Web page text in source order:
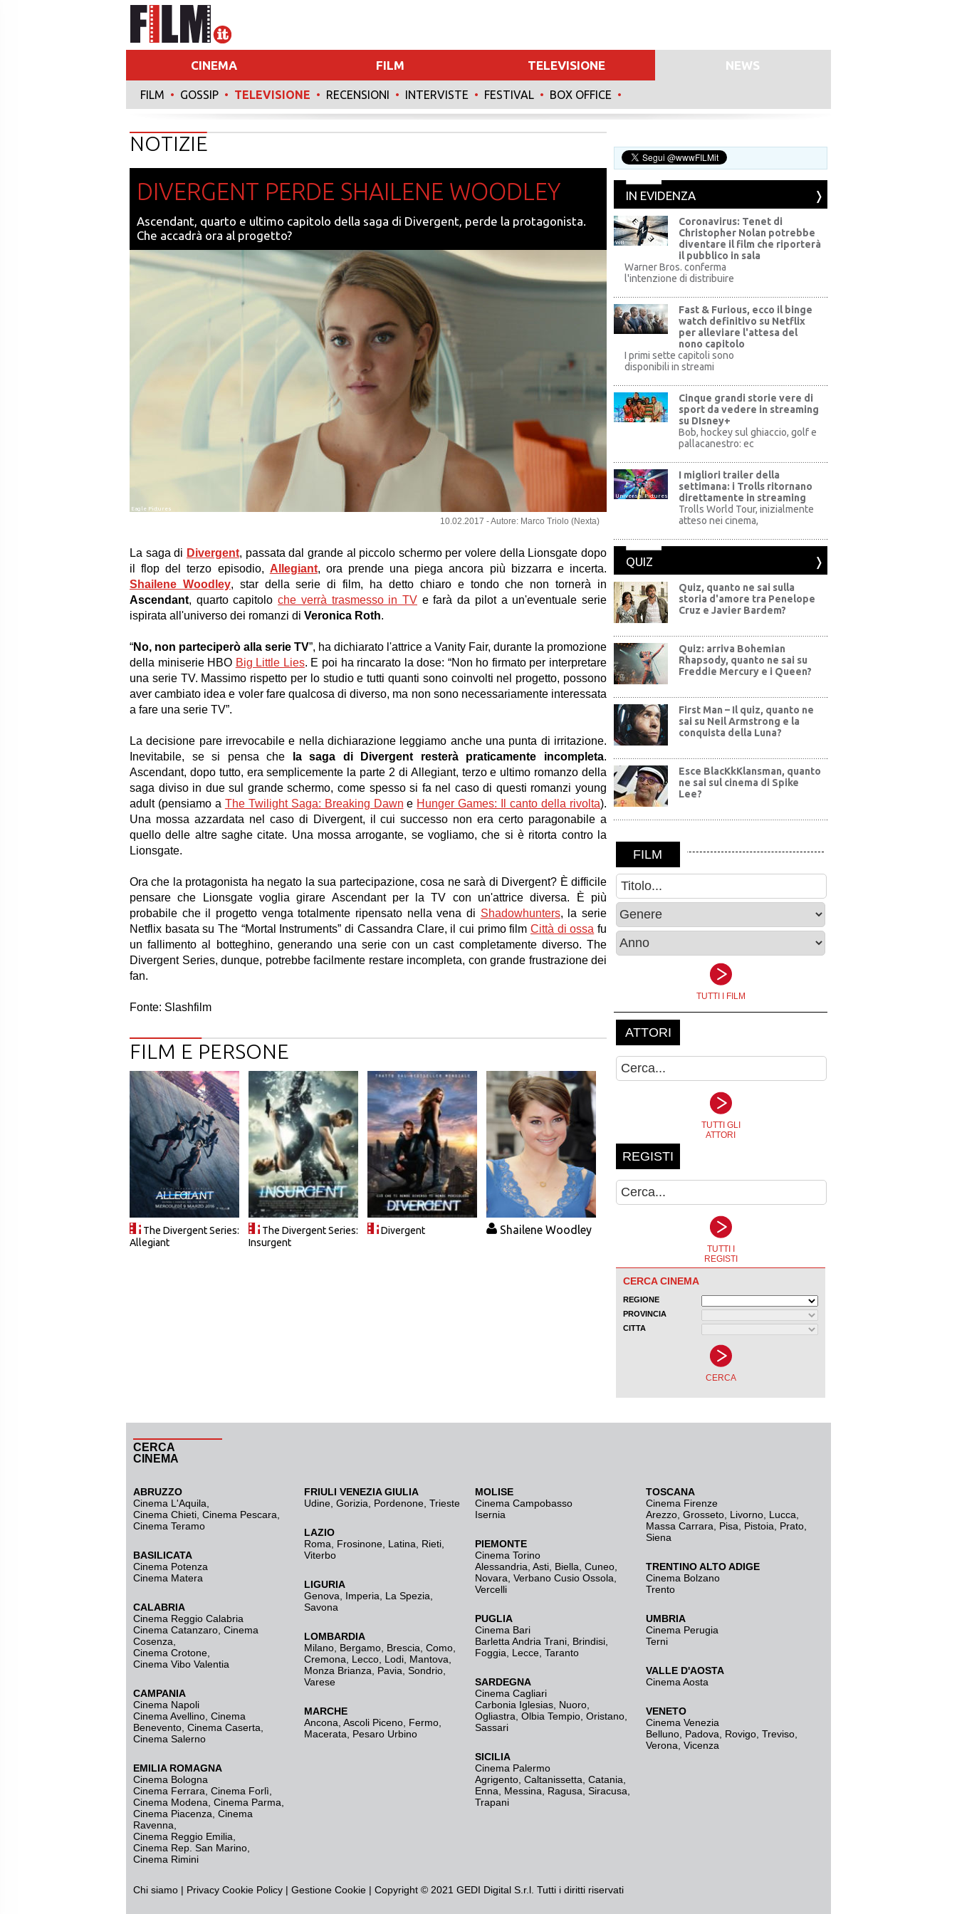
CINEMA FILM TELEVISIONE NEWS
RECENSIONI INTERVISTE SPECIALI
FILM • GOSSIP • TELEVISIONE • RECENSIONI • INTERVISTE • FESTIVAL • BOX OFFICE •
NOTIZIE
DIVERGENT PERDE SHAILENE WOODLEY
Ascendant, quarto e ultimo capitolo della saga di Divergent, perde la protagonista.
Che accadrà ora al progetto?
Eagle Pictures
10.02.2017 - Autore: Marco Triolo (Nexta)
La saga di Divergent, passata dal grande al piccolo schermo per volere della Lionsgate dopo
il flop del terzo episodio, Allegiant, ora prende una piega ancora più bizzarra e incerta.
Shailene Woodley, star della serie di film, ha detto chiaro e tondo che non tornerà in
Ascendant, quarto capitoloche verrà trasmesso in TV e farà da pilot a un'eventuale serie
ispirata all'universo dei romanzi di Veronica Roth.
“No, non parteciperò alla serie TV”, ha dichiarato l'attrice a Vanity Fair, durante la promozione
della miniserie HBO Big Little Lies. E poi ha rincarato la dose: “Non ho firmato per interpretare
una serie TV. Massimo rispetto per lo studio e tutti quanti sono coinvolti nel progetto, possono
aver cambiato idea e voler fare qualcosa di diverso, ma non sono necessariamente interessata
a fare una serie TV”.
La decisione pare irrevocabile e nella dichiarazione leggiamo anche una punta di irritazione.
Inevitabile, se si pensa che
la saga di Divergent resterà praticamente incompleta.
Ascendant, dopo tutto, era semplicemente la parte 2 di Allegiant, terzo e ultimo romanzo della
saga diviso in due sul grande schermo, come spesso si fa nel caso di questi romanzi young
adult (pensiamo a The Twilight Saga: Breaking Dawn e Hunger Games: Il canto della rivolta).
Una mossa azzardata nel caso di Divergent, il cui successo non era certo paragonabile a
quello delle altre saghe citate. Una mossa arrogante, se vogliamo, che si è ritorta contro la
Lionsgate.
Ora che la protagonista ha negato la sua partecipazione, cosa ne sarà di Divergent? È difficile
pensare che Lionsgate voglia girare Ascendant per la TV con un'attrice diversa. È più
probabile che il progetto venga totalmente ripensato nella vena di Shadowhunters, la serie
Netflix basata su The “Mortal Instruments” di Cassandra Clare, il cui primo film Città di ossa fu
un fallimento al botteghino, generando una serie con un cast completamente diverso. The
Divergent Series, dunque, potrebbe facilmente restare incompleta, con grande frustrazione dei
fan.
Fonte: Slashfilm
FILM E PERSONE
The Divergent Series:
Allegiant
The Divergent Series:
Insurgent
Divergent Shailene Woodley
IN EVIDENZA
WB
Coronavirus: Tenet di
Christopher Nolan potrebbe
diventare il film che riporterà
il pubblico in sala
Warner Bros. conferma
l'intenzione di distribuire
Fast & Furious, ecco il binge
watch definitivo su Netflix
per alleviare l'attesa del
nono capitolo
I primi sette capitoli sono
disponibili in streami
Disney+
Cinque grandi storie vere di
sport da vedere in streaming
su DIsney+
Bob, hockey sul ghiaccio, golf e
pallacanestro: ec
Universal Pictures
I migliori trailer della
settimana: i Trolls ritornano
direttamente in streaming
Trolls World Tour, inizialmente
atteso nei cinema,
QUIZ
Quiz, quanto ne sai sulla
storia d'amore tra Penelope
Cruz e Javier Bardem?
Quiz: arriva Bohemian
Rhapsody, quanto ne sai su
Freddie Mercury e i Queen?
First Man – Il quiz, quanto ne
sai su Neil Armstrong e la
conquista della Luna?
Esce BlacKkKlansman, quanto
ne sai sul cinema di Spike
Lee?
CERCA
CINEMA
ABRUZZO
Cinema L'Aquila
Cinema Chieti, Cinema Pescara,
Cinema Teramo
BASILICATA
Cinema Potenza
Cinema Matera
CALABRIA
Cinema Reggio Calabria
Cinema Catanzaro Cinema
Cosenza
Cinema Crotone
Cinema Vibo Valentia
CAMPANIA
Cinema Napoli
Cinema Avellino Cinema
Benevento Cinema Caserta
Cinema Salerno
EMILIA ROMAGNA
Cinema Bologna
Cinema Ferrara Cinema Forlì
Cinema Modena Cinema Parma
Cinema Piacenza Cinema
Ravenna
Cinema Reggio Emilia
Cinema Rep. San Marino
Cinema Rimini
FRIULI VENEZIA GIULIA
Udine Gorizia Pordenone Trieste
LAZIO
Roma
Frosinone Latina Rieti
Viterbo
LIGURIA
Genova
Imperia La Spezia
Savona
LOMBARDIA
Milano Bergamo Brescia, Como
Cremona
Lecco Lodi Mantova
Monza Brianza
Pavia Sondrio
Varese
MARCHE
Ancona Ascoli Piceno Fermo
Macerata
Pesaro Urbino
MOLISE
Cinema Campobasso
Isernia
PIEMONTE
Cinema Torino
Alessandria Asti Biella Cuneo
Novara Verbano Cusio Ossola
Vercelli
PUGLIA
Cinema Bari
Barletta Andria Trani Brindisi
Foggia
Lecce Taranto
SARDEGNA
Cinema Cagliari
Carbonia Iglesias Nuoro
Ogliastra Olbia Tempio Oristano
Sassari
SICILIA
Cinema Palermo
Agrigento Caltanissetta Catania
Enna
Messina Ragusa Siracusa
Trapani
TOSCANA
Cinema Firenze
Arezzo Grosseto Livorno Lucca
Massa Carrara
Pisa Pistoia Prato
Siena
TRENTINO ALTO ADIGE
Cinema Bolzano
Trento
UMBRIA
Cinema Perugia
Terni
VALLE D'AOSTA
Cinema Aosta
VENETO
Cinema Venezia
Belluno Padova Rovigo Treviso
Verona Vicenza
Chi siamo | Privacy Cookie Policy | Gestione Cookie | Copyright © 2021 GEDI Digital S.r.l. Tutti i diritti riservati